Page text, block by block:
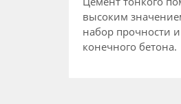
высоким
набор прочности
конечного бетона.